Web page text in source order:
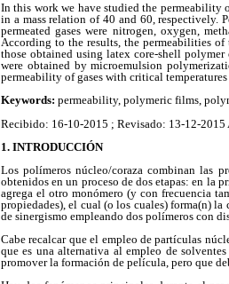
In this work we have studied the permeability
in a mass relation of 40 and 60, respectively.
permeated gases were nitrogen, oxygen,
According to the results, the permeabilities
those obtained using latex core-shell
were obtained by microemulsion
permeability of gases with critical temperatures
Keywords: permeability, polymeric films,
Recibido: 16-10-2015 ; Revisado: 13-12-
1. INTRODUCCIÓN
Los polímeros núcleo/coraza combinan las
obtenidos en un proceso de dos etapas: en la
agrega el otro monómero (y con frecuencia
propiedades), el cual (o los cuales) forma(n)
de sinergismo empleando dos polímeros con
Cabe recalcar que el empleo de partículas
que es una alternativa al empleo de
promover la formación de película, pero que